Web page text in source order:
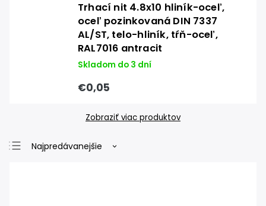
Trhací nit 4.8x10 hliník-oceľ,
oceľ pozinkovaná DIN 7337
AL/ST, telo-hliník, tŕň-oceľ,
RAL7016 antracit
Skladom do 3 dní
€0,05
Zobraziť viac produktov
Najpredávanejšie